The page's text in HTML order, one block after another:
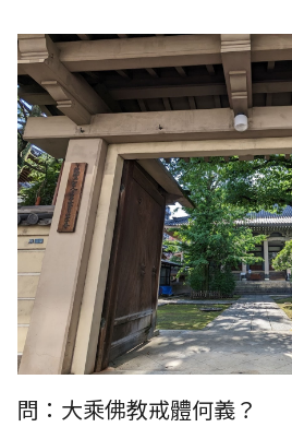
問：大乘佛教戒體何義？